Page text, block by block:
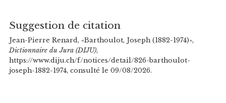
Suggestion de citation
Jean-Pierre Renard, «Barthoulot, Joseph (1882-1974)»,
Dictionnaire du Jura (DIJU),
https://www.diju.ch/f/notices/detail/826-barthoulot-
joseph-1882-1974, consulté le 09/08/2026.